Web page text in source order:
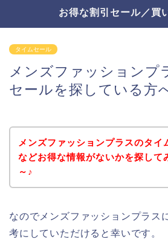
お得な割引セール／買
タイムセール
メンズファッションプ
セールを探している方
メンズファッションプラスのタイ
などお得な情報がないかを探して
～♪
なのでメンズファッションプラス
考にしていただけると幸いです。